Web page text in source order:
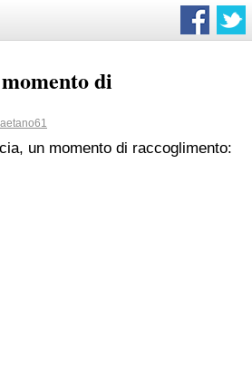
di
un momento di raccoglimento: